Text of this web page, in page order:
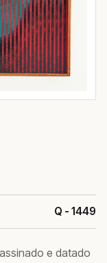
Q - 1449
e datado